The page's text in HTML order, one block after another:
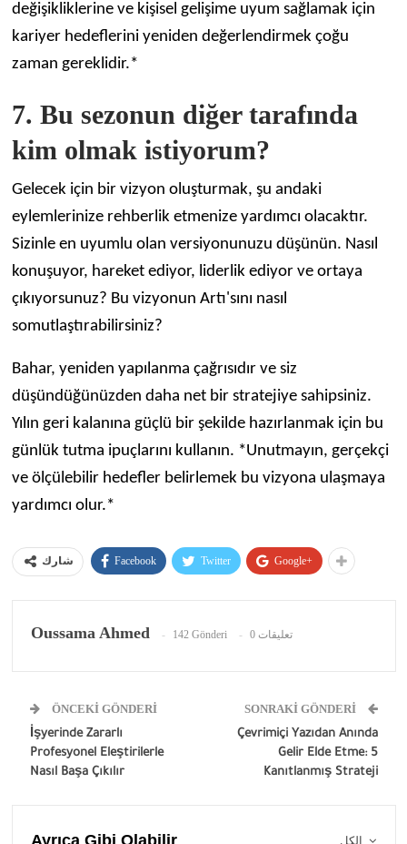
değişikliklerine ve kişisel gelişime uyum sağlamak için
kariyer hedeflerini yeniden değerlendirmek çoğu
zaman gereklidir.*
7. Bu sezonun diğer tarafında
kim olmak istiyorum?
Gelecek için bir vizyon oluşturmak, şu andaki
eylemlerinize rehberlik etmenize yardımcı olacaktır.
Sizinle en uyumlu olan versiyonunuzu düşünün. Nasıl
konuşuyor, hareket ediyor, liderlik ediyor ve ortaya
çıkıyorsunuz? Bu vizyonun Artı'sını nasıl
somutlaştırabilirsiniz?
Bahar, yeniden yapılanma çağrısıdır ve siz
düşündüğünüzden daha net bir stratejiye sahipsiniz.
Yılın geri kalanına güçlü bir şekilde hazırlanmak için bu
günlük tutma ipuçlarını kullanın. *Unutmayın, gerçekçi
ve ölçülebilir hedefler belirlemek bu vizyona ulaşmaya
yardımcı olur.*
شارك Facebook Twitter Google+
Oussama Ahmed 142 Gönderi 0 تعليقات
ÖNCEKI GÖNDERI
İşyerinde Zararlı
Profesyonel Eleştirilerle
Nasıl Başa Çıkılır
SONRAKI GÖNDERI
Çevrimiçi Yazıdan Anında
Gelir Elde Etme: 5
Kanıtlanmış Strateji